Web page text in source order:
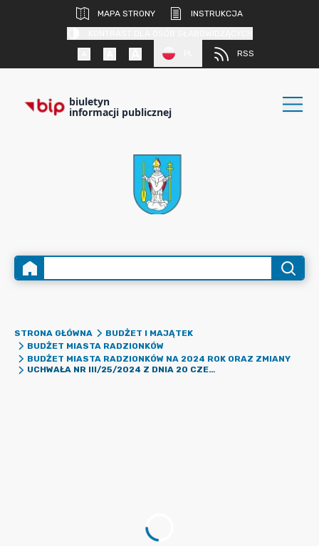
MAPA STRONY
INSTRUKCJA
RSS
biuletyn
informacji publicznej
STRONA GŁÓWNA
BUDŻET I MAJĄTEK
BUDŻET MIASTA RADZIONKÓW
BUDŻET MIASTA RADZIONKÓW NA 2024 ROK ORAZ ZMIANY
UCHWAŁA NR III/25/2024 Z DNIA 20 CZERWCA 2024 R. W SPRAWIE ZMIANY UCHWAŁY BUDŻETOWEJ MIASTA RADZIONKÓW NA ROK 2024